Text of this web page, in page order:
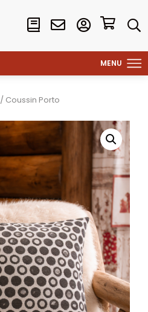
/ Coussin Porto